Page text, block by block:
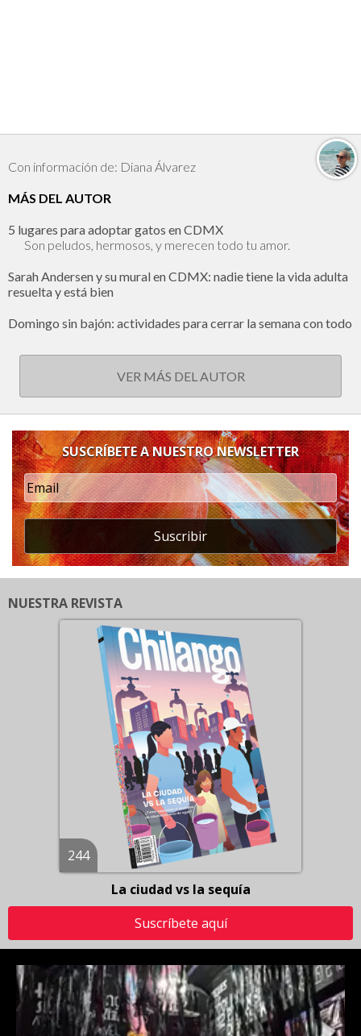
Con información de: Diana Álvarez
MÁS DEL AUTOR
5 lugares para adoptar gatos en CDMX
Son peludos, hermosos, y merecen todo tu amor.
Sarah Andersen y su mural en CDMX: nadie tiene la vida adulta
resuelta y está bien
Domingo sin bajón: actividades para cerrar la semana con todo
VER MÁS DEL AUTOR
SUSCRÍBETE A NUESTRO NEWSLETTER
Suscribir
NUESTRA REVISTA
244
La ciudad vs la sequía
Suscríbete aquí